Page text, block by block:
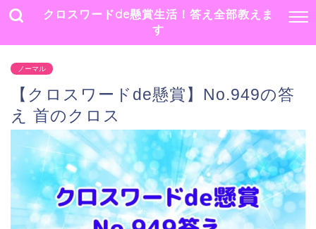
クロスワードde懸賞生活！答え全部教えま
す
ノーマル
【クロスワードde懸賞】No.949の答
え 首のクロス